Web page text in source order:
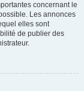
concernant le
Les annonces
elles sont
de publier des